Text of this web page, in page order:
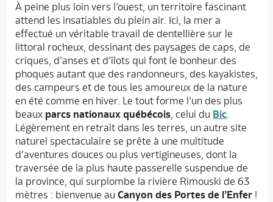
À peine plus loin vers l’ouest, un territoire fascinant
attend les insatiables du plein air. Ici, la mer a
effectué un véritable travail de dentellière sur le
littoral rocheux, dessinant des paysages de caps, de
criques, d’anses et d’îlots qui font le bonheur des
phoques autant que des randonneurs, des kayakistes,
des campeurs et de tous les amoureux de la nature
en été comme en hiver. Le tout forme l’un des plus
beaux parcs nationaux québécois, celui du Bic.
Légèrement en retrait dans les terres, un autre site
naturel spectaculaire se prête à une multitude
d’aventures douces ou plus vertigineuses, dont la
traversée de la plus haute passerelle suspendue de
la province, qui surplombe la rivière Rimouski de 63
mètres : bienvenue au Canyon des Portes de l’Enfer !